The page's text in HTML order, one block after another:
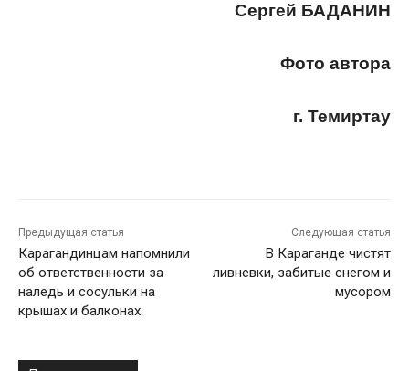
Сергей БАДАНИН
Фото автора
г. Темиртау
Предыдущая статья
Карагандинцам напомнили
об ответственности за
наледь и сосульки на
крышах и балконах
Следующая статья
В Караганде чистят
ливневки, забитые снегом и
мусором